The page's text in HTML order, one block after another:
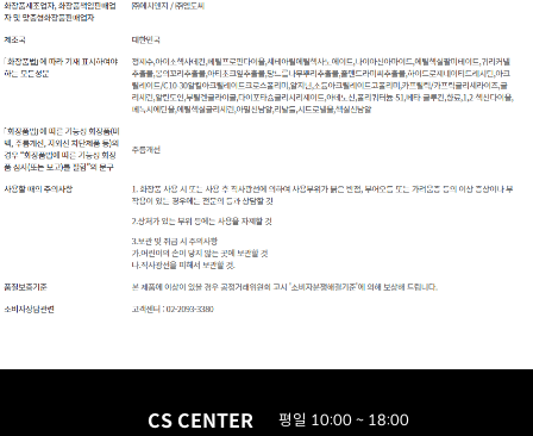
CS CENTER 평일 10:00 ~ 18:00